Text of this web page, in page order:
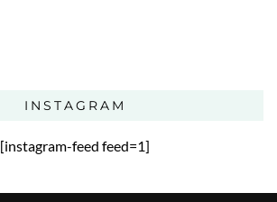
INSTAGRAM
[instagram-feed feed=1]